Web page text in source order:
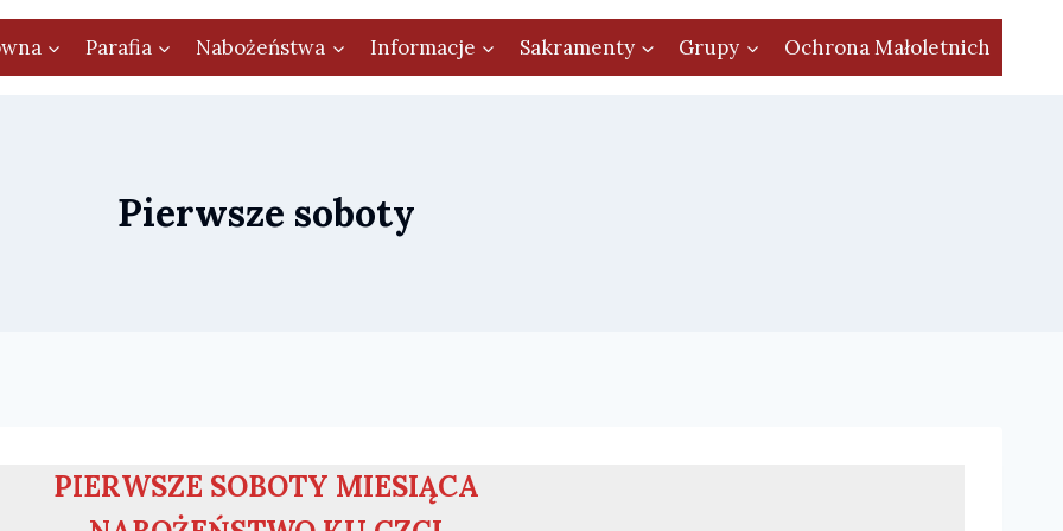
Parafia Nabożeństwa Informacje Sakramenty Grupy Ochrona Małoletnich
Pierwsze soboty
PIERWSZE SOBOTY MIESIĄCA